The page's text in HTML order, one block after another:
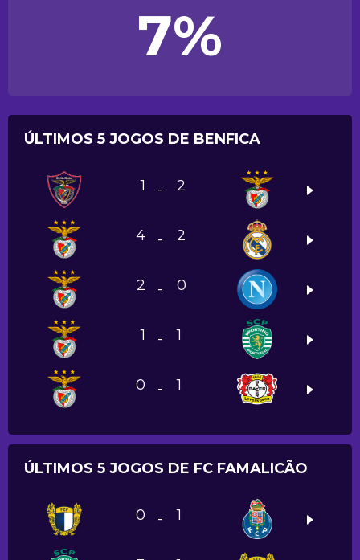
7%
ÚLTIMOS 5 JOGOS DE BENFICA
1 - 2
4 - 2
2 - 0
1 - 1
0 - 1
ÚLTIMOS 5 JOGOS DE FC FAMALICÃO
0 - 1